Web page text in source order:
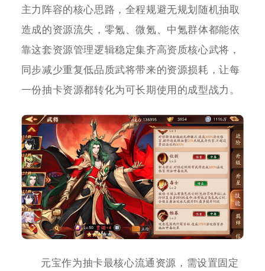
主力阵容的核心思路，全程规避无规划随机抽取
造成的资源流失，零氪、微氪、中氪群体都能依
靠这套资源管理逻辑稳定集齐高资质核心武将，
同步减少重复低品质武将带来的资源损耗，让每
一份抽卡资源都转化为可长期使用的成型战力。
元宝作为抽卡最核心流通资源，需设置固定